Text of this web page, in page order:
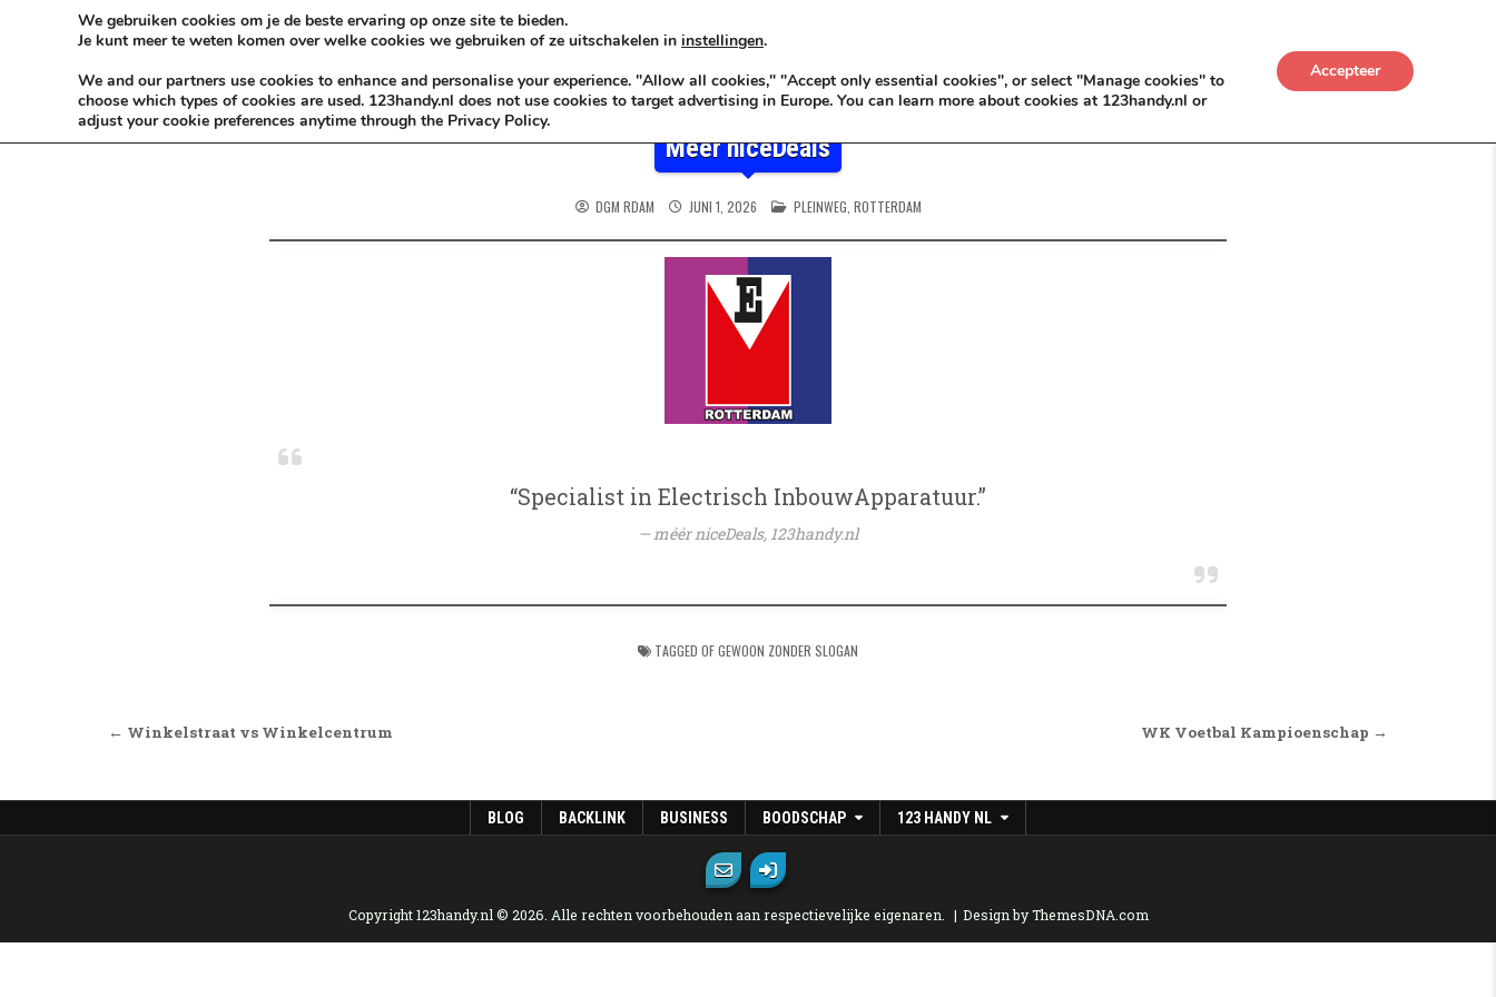
Skip to content
KEEP ICT CLEAN
Méér niceDeals
DGM RDAM JUNI 1, 2026 POSTED IN
PLEINWEG ROTTERDAM
“Specialist in Electrisch InbouwApparatuur.”
méér niceDeals, 123handy.nl
TAGGED OF GEWOON ZONDER SLOGAN
Bericht navigatie WK Voetbal Kampioenschap →
← Winkelstraat vs Winkelcentrum
BLOG BACKLINK BUSINESS BOODSCHAP 123 HANDY NL
Copyright 123handy.nl © 2026. Alle rechten voorbehouden aan respectievelijke eigenaren. Design by ThemesDNA.com
We gebruiken cookies om je de beste ervaring op onze site te bieden.
Je kunt meer te weten komen over welke cookies we gebruiken of ze uitschakelen in instellingen.
We and our partners use cookies to enhance and personalise your experience. "Allow all cookies," "Accept only essential cookies", or select "Manage cookies" to
choose which types of cookies are used. 123handy.nl does not use cookies to target advertising in Europe. You can learn more about cookies at 123handy.nl or
adjust your cookie preferences anytime through the Privacy Policy.
Accepteer